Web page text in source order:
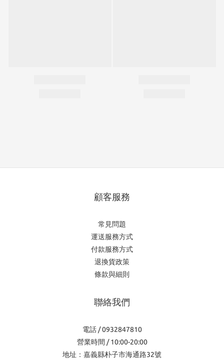
顧客服務
常見問題
運送服務方式
付款服務方式
退換貨政策
條款與細則
聯絡我們
電話 / 0932847810
營業時間 / 10:00-20:00
地址：嘉義縣朴子市海通路32號